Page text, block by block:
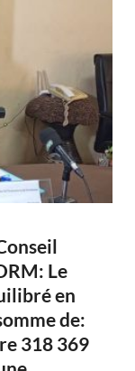
Le
en
de:
318 369